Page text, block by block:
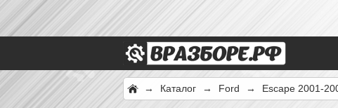
→ Каталог → Ford → Escape 2001-